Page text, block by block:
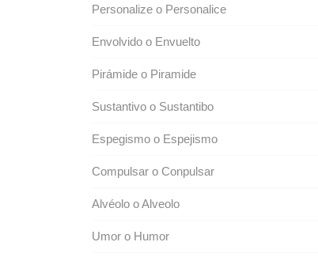
Personalize o Personalice
Envolvido o Envuelto
Pirámide o Piramide
Sustantivo o Sustantibo
Espegismo o Espejismo
Compulsar o Conpulsar
Alvéolo o Alveolo
Umor o Humor